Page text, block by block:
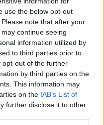
use the below opt-out
note that after your
continue seeing
information utilized by
to third parties prior to
opt-out of the further
by third parties on the
This information may
on the IAB’s List of
further disclose it to other
την τεχνολογία